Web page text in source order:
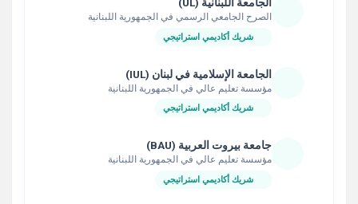
الصرح الجامعي الرسمي في الجمهورية اللبنانية
شريك أكاديمي استراتيجي
الجامعة الإسلامية في لبنان (IUL)
مؤسسة تعليم عالي في الجمهورية اللبنانية
شريك أكاديمي استراتيجي
جامعة بيروت العربية (BAU)
مؤسسة تعليم عالي في الجمهورية اللبنانية
شريك أكاديمي استراتيجي